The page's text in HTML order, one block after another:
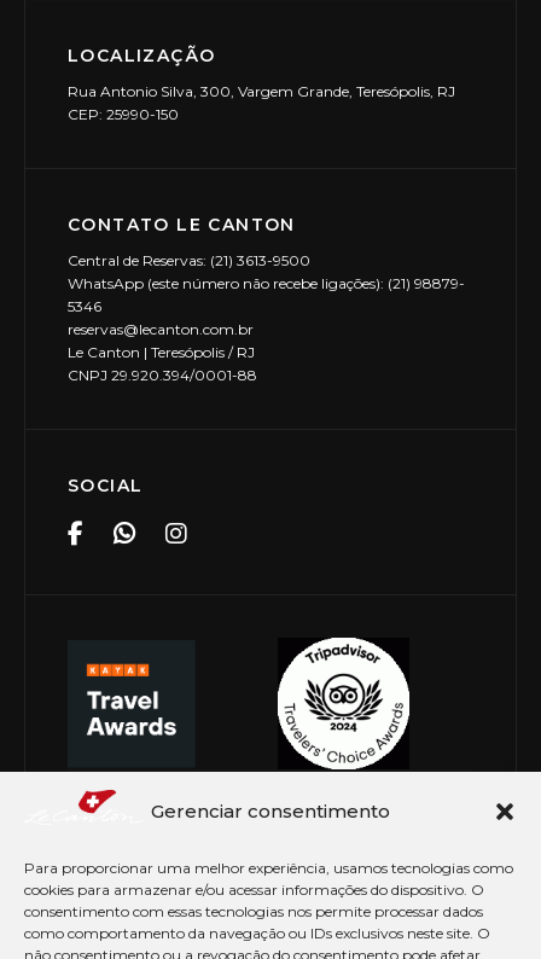
Gerenciar consentimento
Para proporcionar uma melhor experiência, usamos tecnologias como
cookies para armazenar e/ou acessar informações do dispositivo. O
consentimento com essas tecnologias nos permite processar dados
como comportamento da navegação ou IDs exclusivos neste site. O
não consentimento ou a revogação do consentimento pode afetar
LOCALIZAÇÃO
Rua Antonio Silva, 300, Vargem Grande, Teresópolis, RJ
CEP: 25990-150
CONTATO LE CANTON
Central de Reservas: (21) 3613-9500
WhatsApp (este número não recebe ligações): (21) 98879-
5346
reservas@lecanton.com.br
Le Canton | Teresópolis / RJ
CNPJ 29.920.394/0001-88
SOCIAL